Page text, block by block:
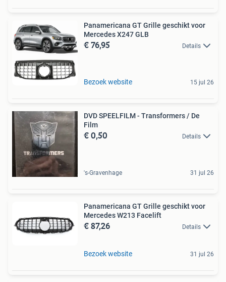
Panamericana GT Grille geschikt voor
Mercedes X247 GLB
€ 76,95 Details
Bezoek website 15 jul 26
DVD SPEELFILM - Transformers / De
Film
€ 0,50 Details
's-Gravenhage 31 jul 26
Panamericana GT Grille geschikt voor
Mercedes W213 Facelift
€ 87,26 Details
Bezoek website 31 jul 26